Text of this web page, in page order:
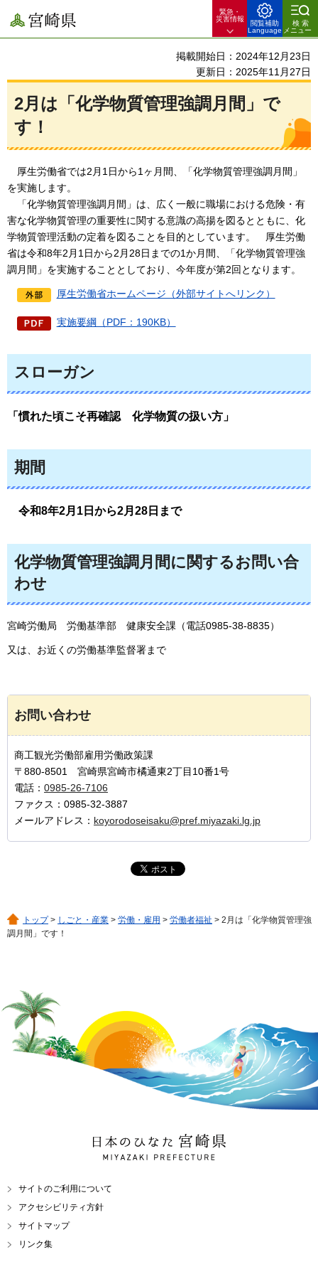
宮崎県
緊急・
災害情報
閲覧補助
Language
検索
メニュー
掲載開始日：2024年12月23日
更新日：2025年11月27日
2月は「化学物質管理強調月間」で
す！
厚生労働省では2月1日から1ヶ月間、「化学物質管理強調月間」
を実施します。
「化学物質管理強調月間」 は、広く一般に職場における危険・有
害な化学物質管理の重要性に関する意識の高揚を図るとともに、化
学物質管理活動の定着を図ることを目的としています。
厚生労働
省は令和8年2月1日から2月28日までの1か月間、「化学物質管理強
調月間」を実施することとしており、今年度が第2回となります。
厚生労働省ホームページ（外部サイトへリンク）
実施要綱（PDF：190KB）
スローガン
「慣れた頃こそ再確認 化学物質の扱い方 」
期間
令和8年2月1日から2月28日まで
化学物質管理強調月間に関するお問い合
わせ
宮崎労働局 労働基準部 健康安全課（電話0985-38-8835）
又は、お近くの労働基準監督署まで
お問い合わせ
商工観光労働部雇用労働政策課
〒880-8501 宮崎県宮崎市橘通東2丁目10番1号
電話： 0985-26-7106
ファクス：0985-32-3887
メールアドレス： koyorodoseisaku@pref.miyazaki.lg.jp
トップ> しごと・産業 > 労働・雇用 > 労働者福祉 > 2月は「化学物質管理強
調月間」です！
日本のひなた 宮崎県
MIYAZAKI PREFECTURE
サイトのご利用について
アクセシビリティ方針
サイトマップ
リンク集